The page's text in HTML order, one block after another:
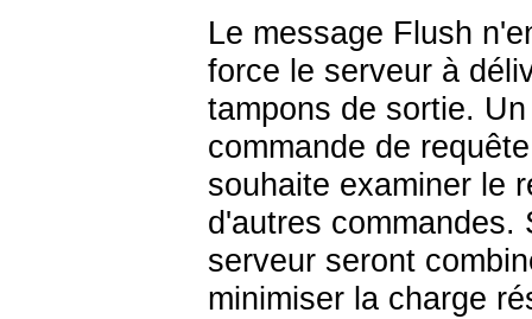
Le message Flush
force le serveur à
tampons de sortie.
commande de
souhaite examiner le
d'autres commandes.
serveur seront
minimiser la charge